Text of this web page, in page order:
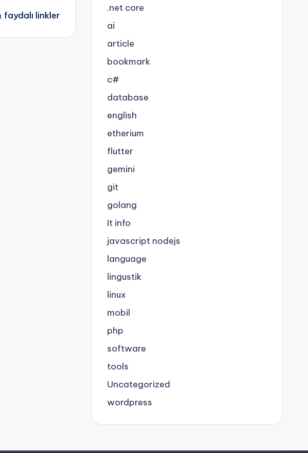
faydalı linkler
.net core
ai
article
bookmark
c#
database
english
etherium
flutter
gemini
git
golang
It info
javascript nodejs
language
lingustik
linux
mobil
php
software
tools
Uncategorized
wordpress